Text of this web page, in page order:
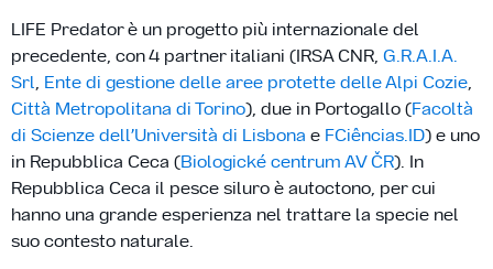
LIFE Predator è un progetto più internazionale del
precedente, con 4 partner italiani (IRSA CNR, G.R.A.I.A.
Srl, Ente di gestione delle aree protette delle Alpi Cozie,
Città Metropolitana di Torino), due in Portogallo (Facoltà
di Scienze dell’Università di Lisbona e FCiências.ID) e uno
in Repubblica Ceca (Biologické centrum AV ČR). In
Repubblica Ceca il pesce siluro è autoctono, per cui
hanno una grande esperienza nel trattare la specie nel
suo contesto naturale.